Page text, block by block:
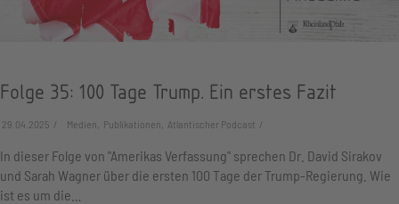
Folge 35: 100 Tage Trump. Ein erstes Fazit
29.04.2025 Medien, Publikationen, Atlantischer Podcast
In dieser Folge von "Amerikas Verfassung" sprechen Dr. David Sirakov
und Sarah Wagner über die ersten 100 Tage der Trump-Regierung. Wie
ist es um die…